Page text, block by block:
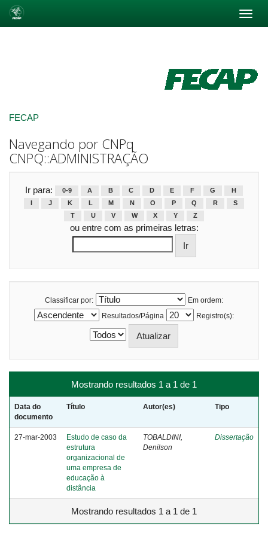
FECAP
Navegando por CNPq
CNPQ::ADMINISTRAÇÃO
Ir para: 0-9 A B C D E F G
H
J K L M N O P Q R
S
T
U V W X Y Z
ou entre com as primeiras letras:
Classificar por:
Em ordem:
Resultados/Página
Registro(s):
Mostrando resultados 1 a 1 de 1
Data do
documento
Título Autor(es) Tipo
27-mar-2003
Estudo de caso da
estrutura
organizacional de
uma empresa de
educação à
distância
TOBALDINI,
Denilson
Dissertação
Mostrando resultados 1 a 1 de 1